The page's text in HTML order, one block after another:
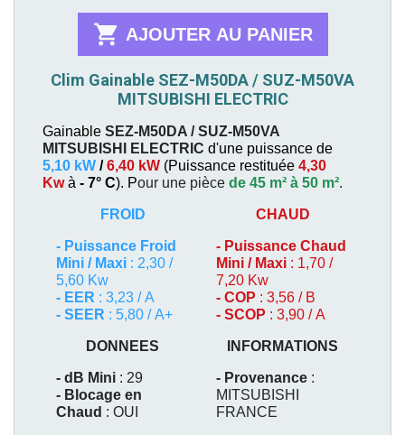
 AJOUTER AU PANIER
Clim Gainable SEZ-M50DA / SUZ-M50VA
MITSUBISHI ELECTRIC
Gainable SEZ-M50DA / SUZ-M50VA
MITSUBISHI ELECTRIC d'une puissance de
5,10 kW /6,40 kW (Puissance restituée 4,30
Kwà - 7° C). Pour une pièce de 45 m² à 50 m².
FROID
- Puissance Froid
Mini / Maxi : 2,30 /
5,60 Kw
- EER : 3,23 / A
- SEER : 5,80 / A+
CHAUD
- Puissance Chaud
Mini / Maxi : 1,70 /
7,20 Kw
- COP : 3,56 / B
- SCOP : 3,90 / A
DONNEES
- dB Mini : 29
- Blocage en
Chaud : OUI
INFORMATIONS
- Provenance :
MITSUBISHI
FRANCE